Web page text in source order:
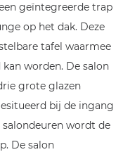
geïntegreerde trap
op het dak. Deze
tafel waarmee
worden. De salon
grote glazen
bij de ingang
salondeuren wordt de
De salon